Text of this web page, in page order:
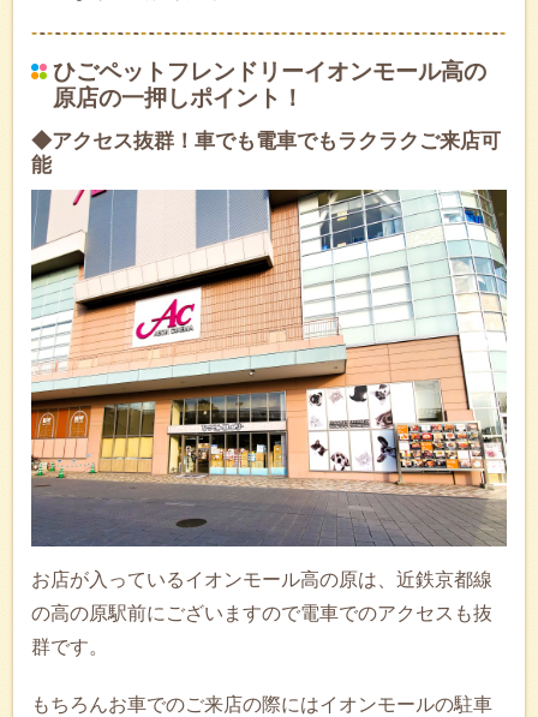
ひごペットフレンドリーイオンモール高の
原店の一押しポイント！
◆アクセス抜群！車でも電車でもラクラクご来店可
能
お店が入っているイオンモール高の原は、近鉄京都線
の高の原駅前にございますので電車でのアクセスも抜
群です。
もちろんお車でのご来店の際にはイオンモールの駐車